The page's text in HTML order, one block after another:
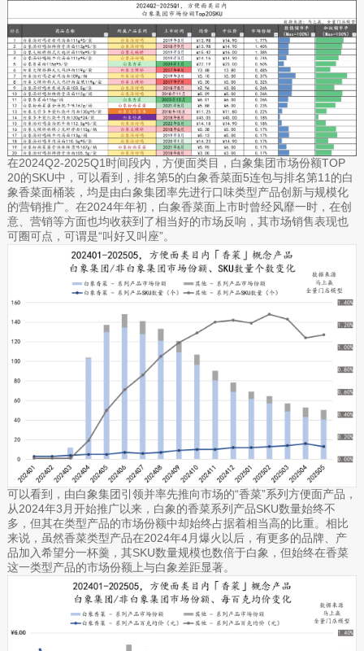
在2024Q2-2025Q1时间段内，方便面类目，白象集团市场份额TOP
20的SKU中，可以看到，排名第5的白象香菜面5连包与排名第11的白
象香菜面桶装，均是由白象集团率先进行口味类型产品创新与规模化
的营销推广。在2024年年初，白象香菜面上市时曾经风靡一时，在创
意、营销等方面也均收获到了相当好的市场反响，其市场销售表现也
可圈可点，可谓是“叫好又叫座”。
可以看到，由白象集团引领并率先推向市场的“香菜”系列方便面产品，
从2024年3月开始推广以来，白象的香菜系列产品SKU数量始终不
多，但其在类型产品的市场份额中却始终占据着相当高的比重。相比
来说，虽然香菜类型产品在2024年4月爆火以后，有更多的品牌、产
品加入希望分一杯羹，其SKU数量规模也数倍于白象，但始终在香菜
这一类型产品的市场份额上与白象差距显著。